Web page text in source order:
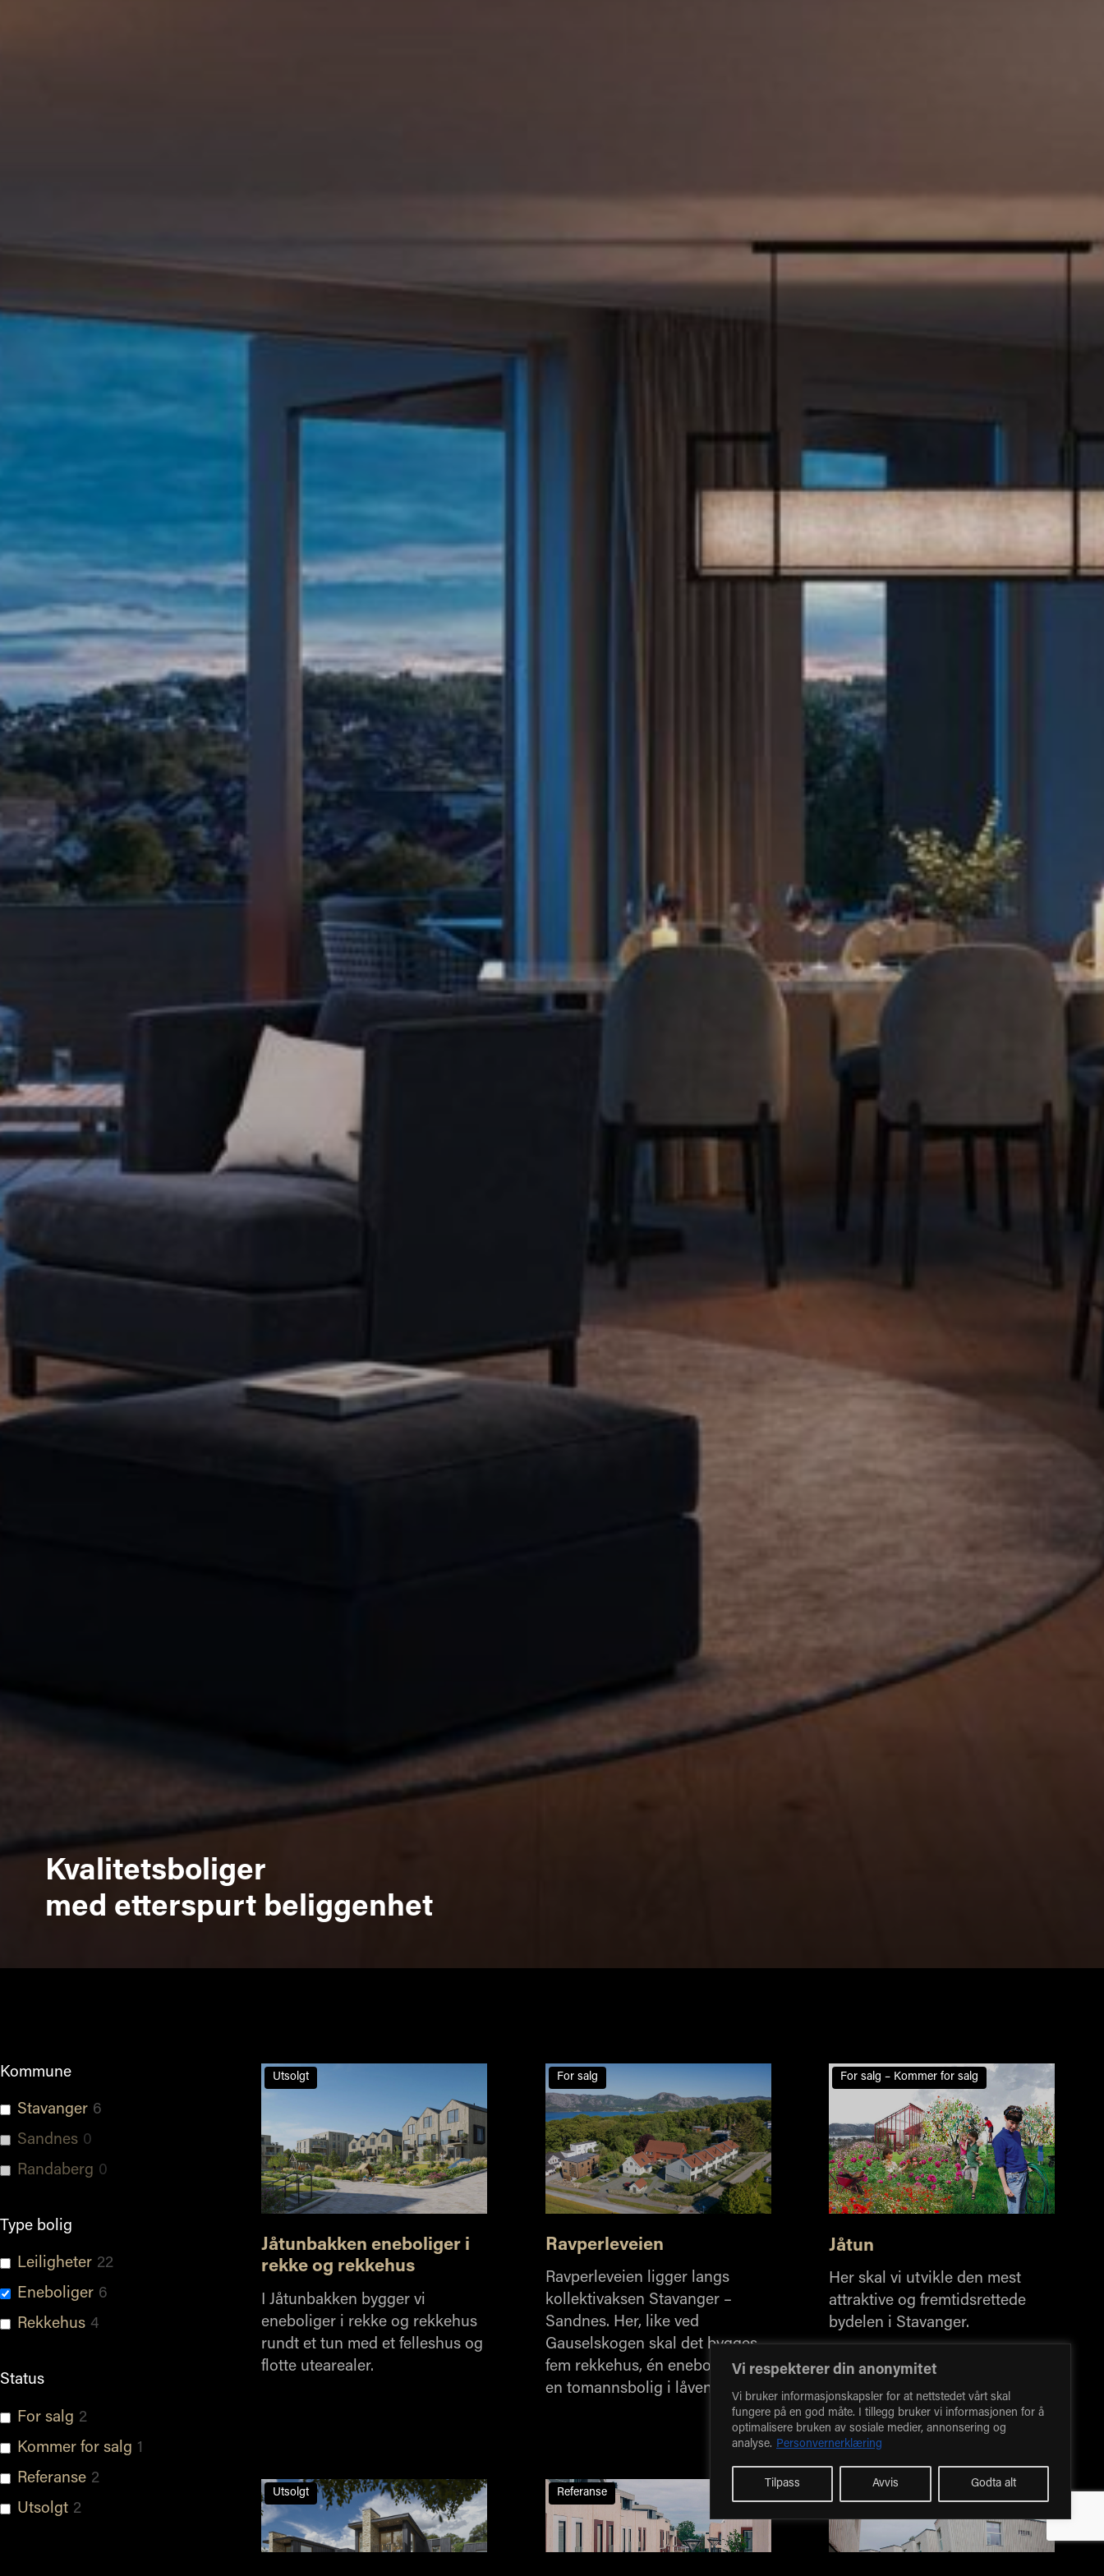
Vi respekterer din anonymitet
Vi bruker informasjonskapsler for at nettstedet vårt skal
fungere på en god måte. I tillegg bruker vi informasjonen for å
optimalisere bruken av sosiale medier, annonsering og
analyse. Personvernerklæring
Tilpass Avvis Godta alt
Kvalitetsboliger
med etterspurt beliggenhet
Kommune
Stavanger 6
Sandnes 0
Randaberg 0
Type bolig
Leiligheter 22
Eneboliger 6
Rekkehus 4
Status
For salg 2
Kommer for salg 1
Referanse 2
Utsolgt 2
Utsolgt
Jåtunbakken eneboliger i
rekke og rekkehus
I Jåtunbakken bygger vi
eneboliger i rekke og rekkehus
rundt et tun med et felleshus og
flotte utearealer.
For salg
Ravperleveien
Ravperleveien ligger langs
kollektivaksen Stavanger –
Sandnes. Her, like ved
Gauselskogen skal det bygges
fem rekkehus, én enebolig og
en tomannsbolig i låven.
For salg – Kommer for salg
Jåtun
Her skal vi utvikle den mest
attraktive og fremtidsrettede
bydelen i Stavanger.
Utsolgt Referanse